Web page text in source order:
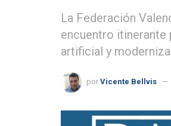
La Federación
encuentro
artificial y
por Vicente Bellvis